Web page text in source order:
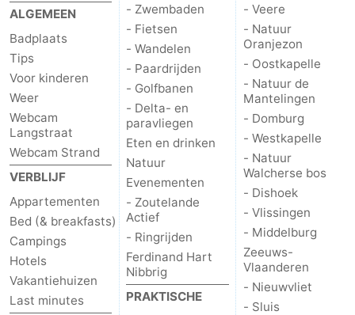
ALGEMEEN
Badplaats
Tips
Voor kinderen
Weer
Webcam
Langstraat
Webcam Strand
VERBLIJF
Appartementen
Bed (& breakfasts)
Campings
Hotels
Vakantiehuizen
Last minutes
- Zwembaden
- Fietsen
- Wandelen
- Paardrijden
- Golfbanen
- Delta- en
paravliegen
Eten en drinken
Natuur
Evenementen
- Zoutelande
Actief
- Ringrijden
Ferdinand Hart
Nibbrig
PRAKTISCHE
- Veere
- Natuur
Oranjezon
- Oostkapelle
- Natuur de
Mantelingen
- Domburg
- Westkapelle
- Natuur
Walcherse bos
- Dishoek
- Vlissingen
- Middelburg
Zeeuws-
Vlaanderen
- Nieuwvliet
- Sluis